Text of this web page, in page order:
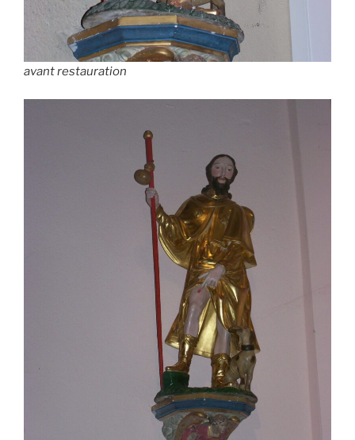
avant restauration